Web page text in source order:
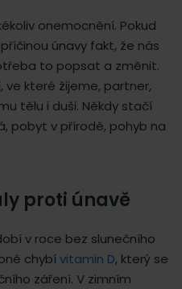
onemocnění. Pokud
únavy fakt, že nás
to popsat a změnit.
které žijeme, partner,
tělu i duši. Někdy stačí
pobyt v přírodě, pohyb na
proti únavě
v roce bez slunečního
chybívitamin D, který se
záření. V zimním